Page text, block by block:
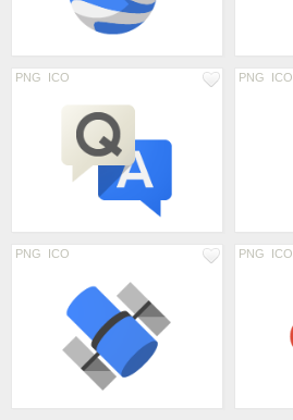
PNG ICO PNG ICO
PNG ICO PNG ICO